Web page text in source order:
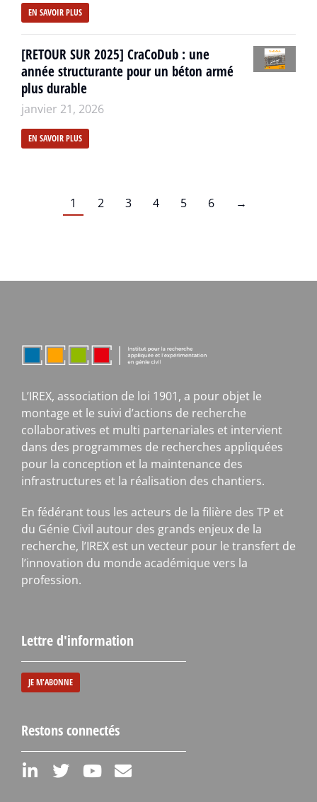
EN SAVOIR PLUS
[RETOUR SUR 2025] CraCoDub : une
année structurante pour un béton armé
plus durable
janvier 21, 2026
EN SAVOIR PLUS
1 2 3 4 5 6 →
L’IREX, association de loi 1901, a pour objet le
montage et le suivi d’actions de recherche
collaboratives et multi partenariales et intervient
dans des programmes de recherches appliquées
pour la conception et la maintenance des
infrastructures et la réalisation des chantiers.
En fédérant tous les acteurs de la filière des TP et
du Génie Civil autour des grands enjeux de la
recherche, l’IREX est un vecteur pour le transfert de
l’innovation du monde académique vers la
profession.
Lettre d'information
JE M'ABONNE
Restons connectés